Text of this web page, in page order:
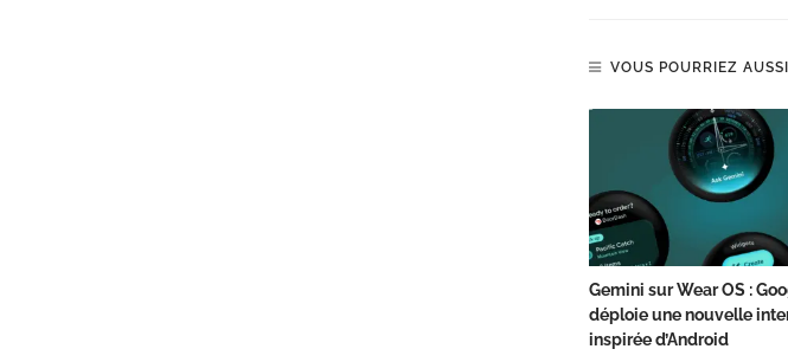
VOUS POURRIEZ
Gemini sur Wear OS :
déploie une nouvelle
inspirée d’Android